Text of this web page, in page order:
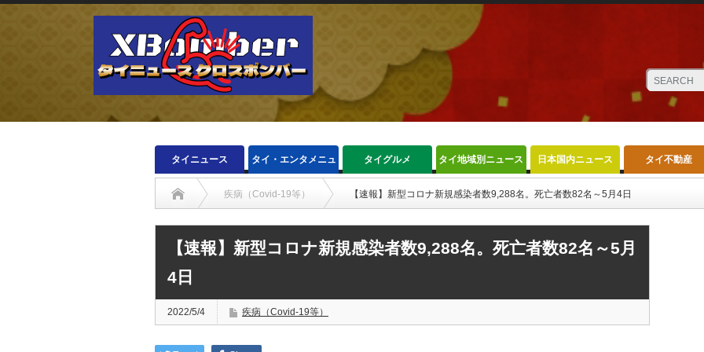
タイニュース タイ・エンタメニュ
ース
タイグルメ タイ地域別ニュース 日本国内ニュース タイ不動産
疾病（Covid-19等） 【速報】新型コロナ新規感染者数9,288名。死亡者数82名～5月4日
【速報】新型コロナ新規感染者数9,288名。死亡者数82名～5月
4日
2022/5/4 疾病（Covid-19等）